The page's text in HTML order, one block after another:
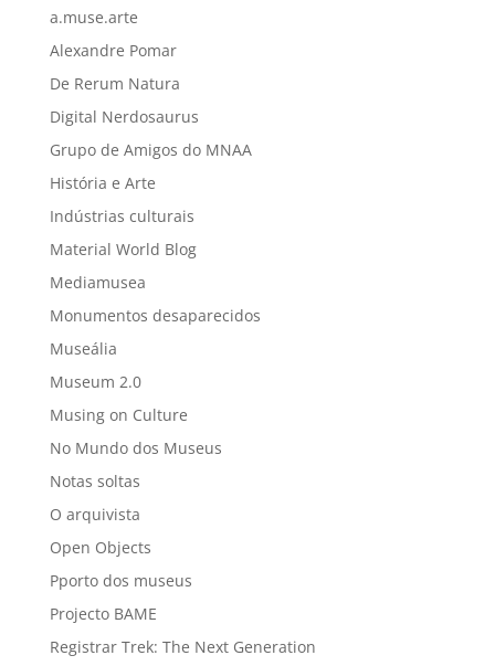
a.muse.arte
Alexandre Pomar
De Rerum Natura
Digital Nerdosaurus
Grupo de Amigos do MNAA
História e Arte
Indústrias culturais
Material World Blog
Mediamusea
Monumentos desaparecidos
Museália
Museum 2.0
Musing on Culture
No Mundo dos Museus
Notas soltas
O arquivista
Open Objects
Pporto dos museus
Projecto BAME
Registrar Trek: The Next Generation